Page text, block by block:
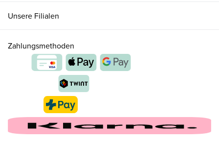
Unsere Filialen
Zahlungsmethoden